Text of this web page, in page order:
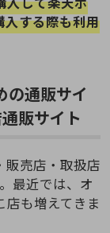
入する際も利用
の通販サイ
販サイト
販売店・取扱店
最近では、オ
も増えてきま